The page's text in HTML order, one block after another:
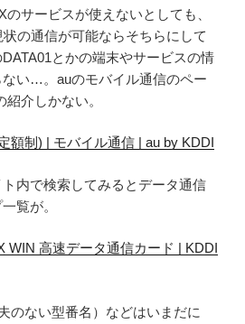
のサービスが使えないとしても、
の通信が可能ならそちらにして
とかの端末やサービスの情
い…。auのモバイル通信のペー
介しかない。
額制) | モバイル通信 | au by KDDI
内で検索してみるとデータ通信
覧が。
WIN 高速データ通信カード | KDDI
のない型番名）などはいまだに